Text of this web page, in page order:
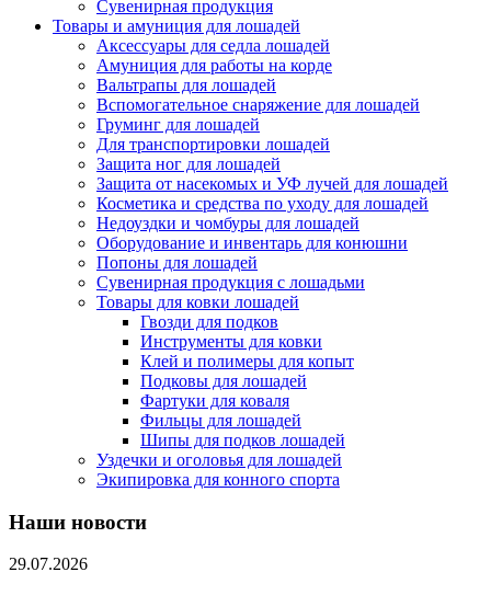
Сувенирная продукция
Товары и амуниция для лошадей
Аксессуары для седла лошадей
Амуниция для работы на корде
Вальтрапы для лошадей
Вспомогательное снаряжение для лошадей
Груминг для лошадей
Для транспортировки лошадей
Защита ног для лошадей
Защита от насекомых и УФ лучей для лошадей
Косметика и средства по уходу для лошадей
Недоуздки и чомбуры для лошадей
Оборудование и инвентарь для конюшни
Попоны для лошадей
Сувенирная продукция с лошадьми
Товары для ковки лошадей
Гвозди для подков
Инструменты для ковки
Клей и полимеры для копыт
Подковы для лошадей
Фартуки для коваля
Фильцы для лошадей
Шипы для подков лошадей
Уздечки и оголовья для лошадей
Экипировка для конного спорта
Наши новости
29.07.2026